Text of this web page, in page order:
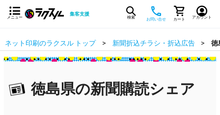
メニュー
集客支援
検索 お問い合せ カート アカウント
ネット印刷のラクスル トップ 新聞折込チラシ・折込広告 徳
徳島県の新聞購読シェア